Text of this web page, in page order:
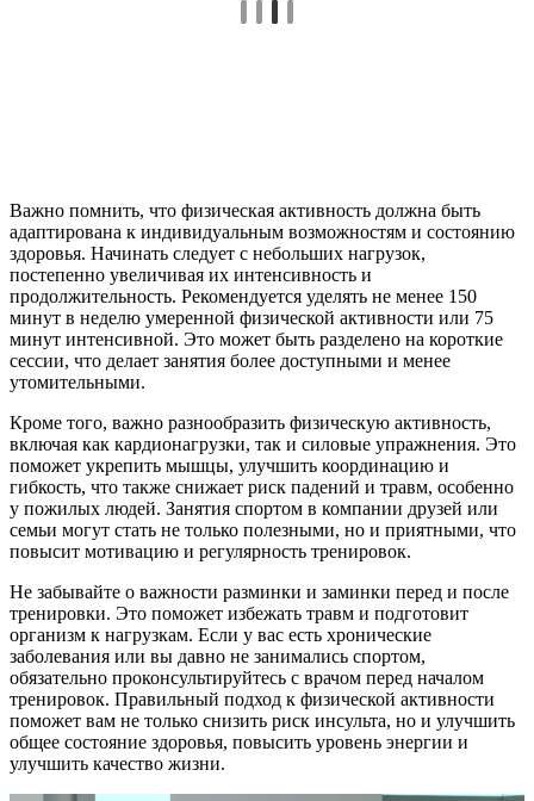
Важно помнить, что физическая активность должна быть
адаптирована к индивидуальным возможностям и состоянию
здоровья. Начинать следует с небольших нагрузок,
постепенно увеличивая их интенсивность и
продолжительность. Рекомендуется уделять не менее 150
минут в неделю умеренной физической активности или 75
минут интенсивной. Это может быть разделено на короткие
сессии, что делает занятия более доступными и менее
утомительными.
Кроме того, важно разнообразить физическую активность,
включая как кардионагрузки, так и силовые упражнения. Это
поможет укрепить мышцы, улучшить координацию и
гибкость, что также снижает риск падений и травм, особенно
у пожилых людей. Занятия спортом в компании друзей или
семьи могут стать не только полезными, но и приятными, что
повысит мотивацию и регулярность тренировок.
Не забывайте о важности разминки и заминки перед и после
тренировки. Это поможет избежать травм и подготовит
организм к нагрузкам. Если у вас есть хронические
заболевания или вы давно не занимались спортом,
обязательно проконсультируйтесь с врачом перед началом
тренировок. Правильный подход к физической активности
поможет вам не только снизить риск инсульта, но и улучшить
общее состояние здоровья, повысить уровень энергии и
улучшить качество жизни.